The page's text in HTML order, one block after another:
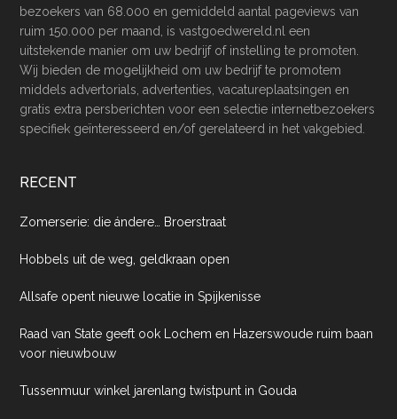
bezoekers van 68.000 en gemiddeld aantal pageviews van
ruim 150.000 per maand, is vastgoedwereld.nl een
uitstekende manier om uw bedrijf of instelling te promoten.
Wij bieden de mogelijkheid om uw bedrijf te promotem
middels advertorials, advertenties, vacatureplaatsingen en
gratis extra persberichten voor een selectie internetbezoekers
specifiek geïnteresseerd en/of gerelateerd in het vakgebied.
RECENT
Zomerserie: die ándere… Broerstraat
Hobbels uit de weg, geldkraan open
Allsafe opent nieuwe locatie in Spijkenisse
Raad van State geeft ook Lochem en Hazerswoude ruim baan
voor nieuwbouw
Tussenmuur winkel jarenlang twistpunt in Gouda